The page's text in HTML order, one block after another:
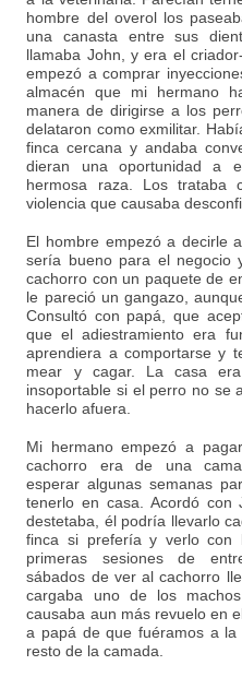
hombre del overol los
una canasta entre sus
llamaba John, y era el
empezó a comprar
almacén que mi hermano
manera de dirigirse a los
delataron como exmilitar.
finca cercana y andaba
dieran una oportunidad a
hermosa raza. Los trataba
violencia que causaba
El hombre empezó a decirle
sería bueno para el negocio
cachorro con un paquete de
le pareció un gangazo,
Consultó con papá, que
que el adiestramiento era
aprendiera a comportarse y
mear y cagar. La casa
insoportable si el perro no se
hacerlo afuera.
Mi hermano empezó a
cachorro era de una
esperar algunas semanas
tenerlo en casa. Acordó con
destetaba, él podría llevarlo
finca si prefería y verlo con
primeras sesiones de
sábados de ver al cachorro
cargaba uno de los
causaba aun más revuelo en
a papá de que fuéramos a
resto de la camada.